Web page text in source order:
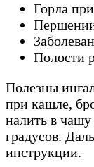
Горла
Полости
Полезны
при кашле,
налить в чашу
градусов.
инструкции.